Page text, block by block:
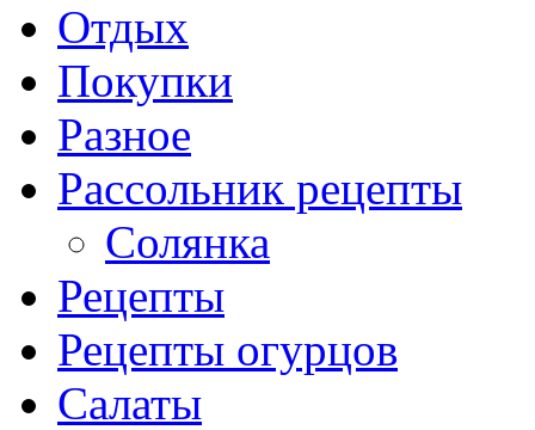
Отдых
Покупки
Разное
Рассольник рецепты
Солянка
Рецепты
Рецепты огурцов
Салаты